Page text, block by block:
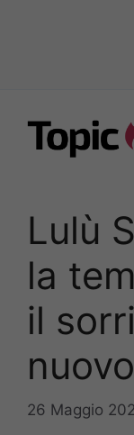
contenuto
Lulù
la
il
26 Maggio